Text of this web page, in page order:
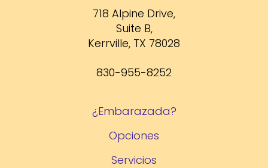
718 Alpine Drive,
Suite B,
Kerrville, TX 78028
830-955-8252
¿Embarazada?
Opciones
Servicios